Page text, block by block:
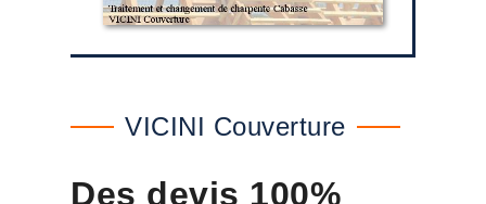
VICINI Couverture
Des devis 100%